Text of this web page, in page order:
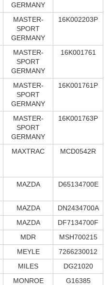
GERMANY
MASTER-
SPORT
GERMANY
16K002203P
MASTER-
SPORT
GERMANY
16K001761
MASTER-
SPORT
GERMANY
16K001761P
MASTER-
SPORT
GERMANY
16K001763P
MAXTRAC MCD0542R
MAZDA D65134700E
MAZDA
DN2434700A
MAZDA
DF7134700F
MDR
MSH700215
MEYLE
7266230012
MILES
DG21020
MONROE
G16385